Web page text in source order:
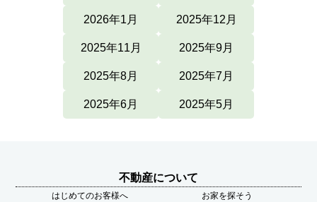
2026年1月 2025年12月
2025年11月 2025年9月
2025年8月 2025年7月
2025年6月 2025年5月
不動産について
はじめてのお客様へ お家を探そう